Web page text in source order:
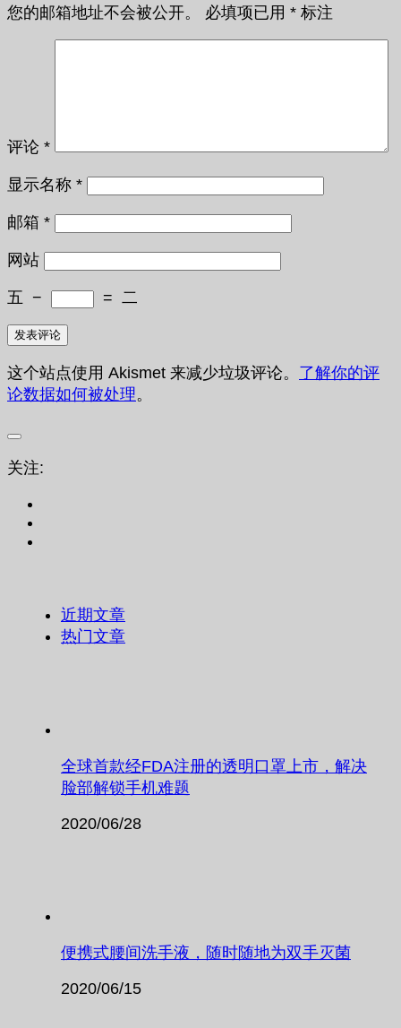
您的邮箱地址不会被公开。 必填项已用 * 标注
评论 *
显示名称 *
邮箱 *
网站
五 − = 二
这个站点使用 Akismet 来减少垃圾评论。 了解你的评
论数据如何被处理。
关注:
近期文章
热门文章
全球首款经FDA注册的透明口罩上市，解决
脸部解锁手机难题
2020/06/28
便携式腰间洗手液，随时随地为双手灭菌
2020/06/15